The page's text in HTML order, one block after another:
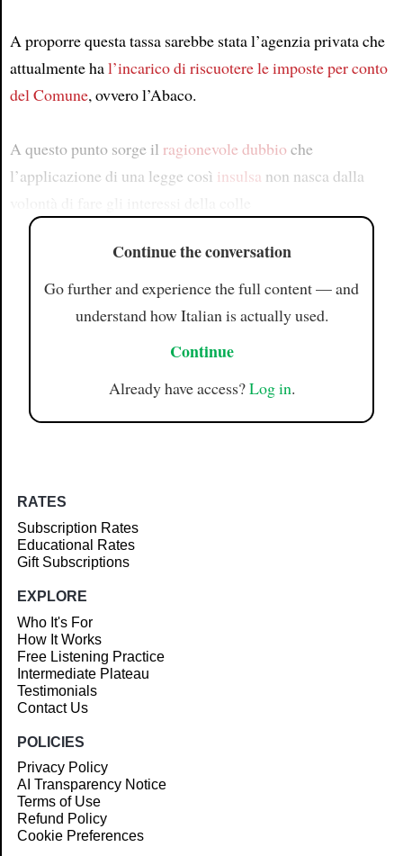
A proporre questa tassa sarebbe stata l’agenzia privata che
attualmente hal’incarico di riscuotere le imposte per conto
del Comune, ovvero l’Abaco.
A questo punto sorge il ragionevole dubbio che
l’applicazione di una legge così insulsa non nasca dalla
Continue the conversation
Go further and experience the full content — and
understand how Italian is actually used.
Continue
Already have access?Log in.
RATES
Subscription Rates
Educational Rates
Gift Subscriptions
EXPLORE
Who It's For
How It Works
Free Listening Practice
Intermediate Plateau
Testimonials
Contact Us
POLICIES
Privacy Policy
AI Transparency Notice
Terms of Use
Refund Policy
Cookie Preferences